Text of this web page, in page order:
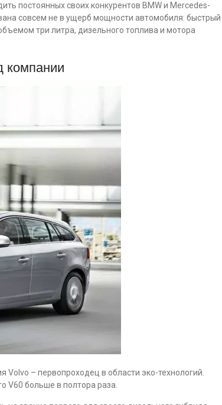
постоянных своих конкурентов BMW и Mercedes-
совсем не в ущерб мощности автомобиля: быстрый
три литра, дизельного топлива и мотора
компании
– первопроходец в области эко-технологий.
V60 больше в полтора раза.